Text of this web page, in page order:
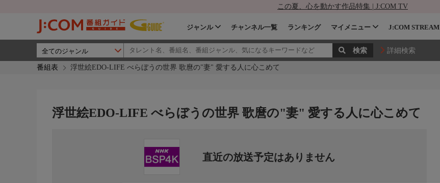
この夏、心を動かす作品特集 | J:COM TV
ジャンル チャンネル一覧 ランキング マイメニュー J:COM STREAM
詳細検索
番組表 浮世絵EDO-LIFE べらぼうの世界 歌麿の"妻" 愛する人に心こめて
浮世絵EDO-LIFE べらぼうの世界 歌麿の"妻" 愛する人に心こめて
直近の放送予定はありません